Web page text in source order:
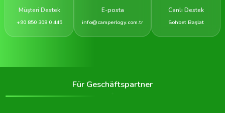
Müşteri Destek
+90 850 308 0 445
E-posta
info@camperlogy.com.tr
Canlı Destek
Sohbet Başlat
Für Geschäftspartner